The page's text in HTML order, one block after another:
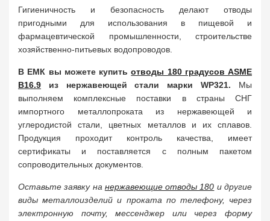
Гигиеничность и безопасность делают отводы
пригодными для использования в пищевой и
фармацевтической промышленности, строительстве
хозяйственно-питьевых водопроводов.
В ЕМК вы можете купитьотводы 180 градусов ASME
B16.9 из нержавеющей стали марки WP321. Мы
выполняем комплексные поставки в страны СНГ
импортного металлопроката из нержавеющей и
углеродистой стали, цветных металлов и их сплавов.
Продукция проходит контроль качества, имеет
сертификаты и поставляется с полным пакетом
сопроводительных документов.
Оставьте заявку на нержавеющие отводы 180 и другие
виды металлоизделий и проката по телефону, через
электронную почту, мессенджер или через форму